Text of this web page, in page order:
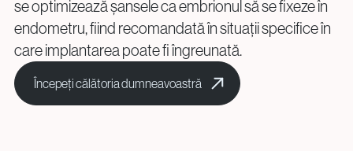
Donarea de Ovocite
Donarea de Spermă
Crioconservare (Ovocite / Spermă / Embrioni / Țesut
Ovarian)
Politica de confidențialitatePolitica cookie
se optimizează șansele ca embrionul să se fixeze în
endometru, fiind recomandată în situații specifice în
care implantarea poate fi îngreunată.
Începeți călătoria dumneavoastră